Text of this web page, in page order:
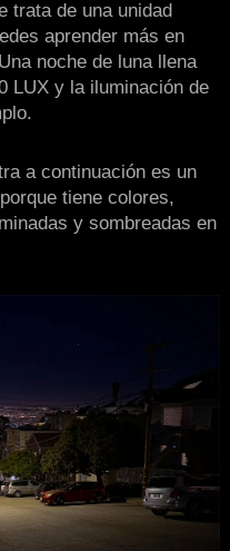
trata de una unidad
aprender más en
noche de luna llena
LUX y la iluminación de
a continuación es un
tiene colores,
y sombreadas en